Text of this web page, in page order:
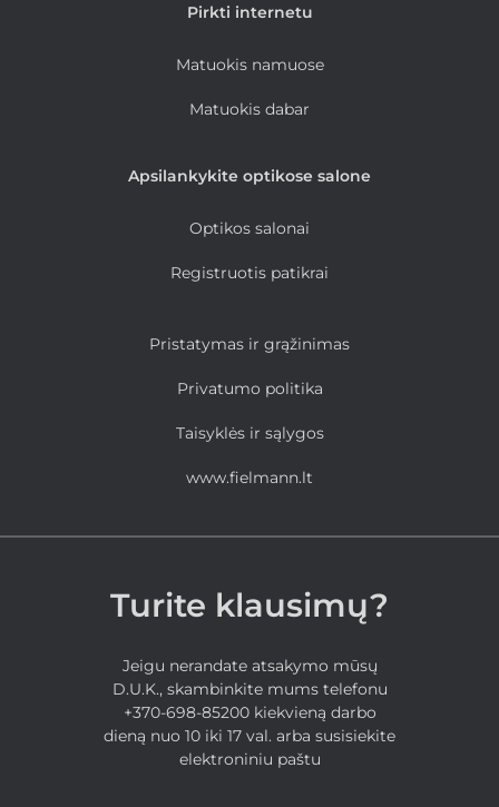
Pirkti internetu
Matuokis namuose
Matuokis dabar
Apsilankykite optikose salone
Optikos salonai
Registruotis patikrai
Pristatymas ir grąžinimas
Privatumo politika
Taisyklės ir sąlygos
www.fielmann.lt
Turite klausimų?
Jeigu nerandate atsakymo mūsų
D.U.K., skambinkite mums telefonu
+370-698-85200 kiekvieną darbo
dieną nuo 10 iki 17 val. arba susisiekite
elektroniniu paštu